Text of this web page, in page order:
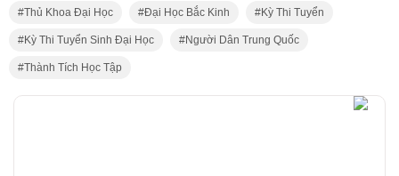
Thủ Khoa Đại Học Đại Học Bắc Kinh Kỳ Thi Tuyển
Kỳ Thi Tuyển Sinh Đại Học Người Dân Trung Quốc
Thành Tích Học Tập